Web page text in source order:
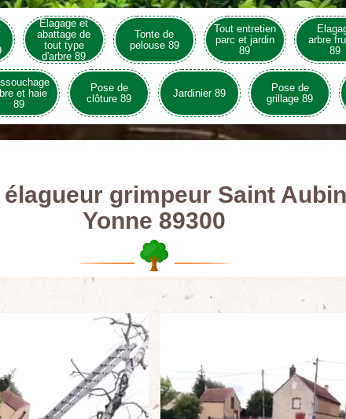
Elagage et
abattage de
tout type
d'arbre 89
Tonte de
pelouse 89
Tout entretien
parc et jardin
89
arbre
89
et haie
89
Pose de
clôture 89
Jardinier 89
Pose de
grillage 89
grimpeur Saint
Yonne 89300